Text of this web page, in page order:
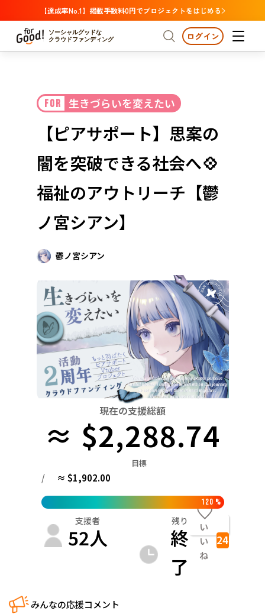
【達成率No.1】掲載手数料0円でプロジェクトをはじめる
ソーシャルグッドな
クラウドファンディング
プロジェクトからさがす 注目
カテゴリーからさがす 国際協力
医療・福祉
人権・マイノリティ
中国
四国
九州・沖縄
注目 新着
支援金額が多い
支援人数が多い
終了日が近い
カテゴリーからさがす
国際協力 医療・福祉
子ども・教育
環境・エシカル
人権・マイノリティ
社会貢献
地域からさがす
北海道 青森 岩手
栃木 群馬 埼玉 千葉 東京
新潟 富山 福井 山梨 長野
三重 滋賀 京都 大阪 兵庫 奈良
島根 岡山 広島 山口
九州・沖縄
ログイン
FOR 生きづらいを変えたい
【ピアサポート】思案の
闇を突破できる社会へ💠
福祉のアウトリーチ【鬱
ノ宮シアン】
鬱ノ宮シアン
現在の支援総額
≈ $2,288.74
目標
/ ≈ $1,902.00
120 %
支援者
52人
残り
終
了
い
い
ね
24
みんなの応援コメント